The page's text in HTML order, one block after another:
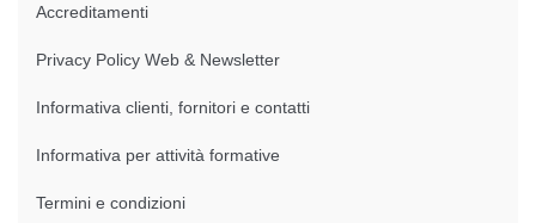
Accreditamenti
Privacy Policy Web & Newsletter
Informativa clienti, fornitori e contatti
Informativa per attività formative
Termini e condizioni